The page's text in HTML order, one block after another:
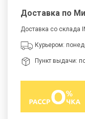
Доставка по
Доставка со склада
Курьером:
Пункт выдачи: